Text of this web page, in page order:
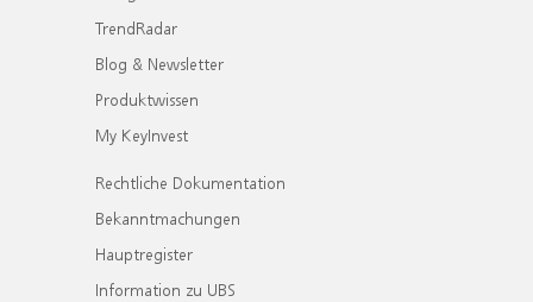
TrendRadar
Blog & Newsletter
Produktwissen
My KeyInvest
Rechtliche Dokumentation
Bekanntmachungen
Hauptregister
Information zu UBS